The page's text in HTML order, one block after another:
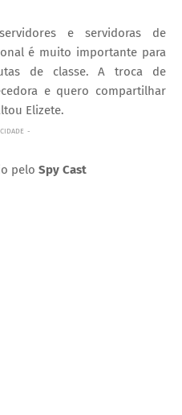
e servidoras de
é muito importante para
de classe. A troca de
e quero compartilhar
Elizete.
-
pelo Spy Cast